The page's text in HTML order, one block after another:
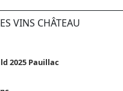
VINS CHÂTEAU
2025 Pauillac